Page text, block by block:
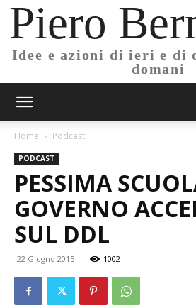
Piero
Idee e azioni di ieri e di
domani
Home Podcast
PODCAST
PESSIMA
GOVERNO
SUL DDL
22 Giugno 2015 1002